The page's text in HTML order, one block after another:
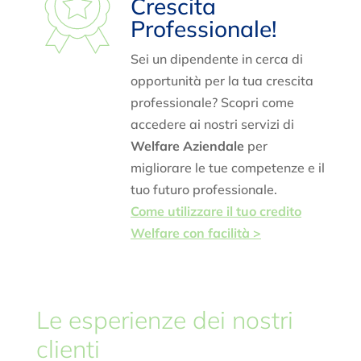
Crescita
Professionale!
Sei un dipendente in cerca di
opportunità per la tua crescita
professionale? Scopri come
accedere ai nostri servizi di
Welfare Aziendale per
migliorare le tue competenze e il
tuo futuro professionale.
Come utilizzare il tuo credito
Welfare con facilità >
Le esperienze dei nostri
clienti